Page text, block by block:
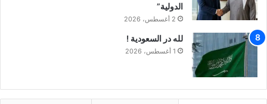
الدولية”
2 أغسطس، 2026
لله در السعودية !
1 أغسطس، 2026